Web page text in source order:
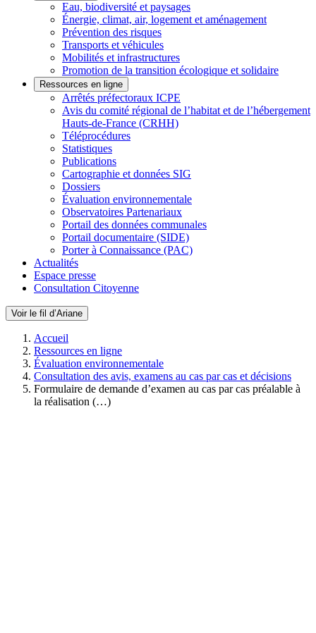
Eau, biodiversité et paysages
Énergie, climat, air, logement et aménagement
Prévention des risques
Transports et véhicules
Mobilités et infrastructures
Promotion de la transition écologique et solidaire
Ressources en ligne
Arrêtés préfectoraux ICPE
Avis du comité régional de l’habitat et de l’hébergement
Hauts-de-France (CRHH)
Téléprocédures
Statistiques
Publications
Cartographie et données SIG
Dossiers
Évaluation environnementale
Observatoires Partenariaux
Portail des données communales
Portail documentaire (SIDE)
Porter à Connaissance (PAC)
Actualités
Espace presse
Consultation Citoyenne
Voir le fil d’Ariane
Accueil
Ressources en ligne
Évaluation environnementale
Consultation des avis, examens au cas par cas et décisions
Formulaire de demande d’examen au cas par cas préalable à
la réalisation (…)